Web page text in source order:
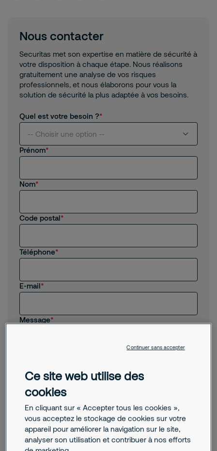
Nous contacter
Securitas met son expertise en matière de sécurité à
votre disposition à chaque étape. Nous réalisons
gratuitement une analyse de vos risques
professionnels, et nous élaborons pour vous la
solution de sécurité la plus adaptée à vos besoins.
Quel est votre besoin ?
-- Choisir une option --
Je suis client(e) de Securitas
Prénom
Nom
Code postal
Téléphone
E-mail
Message
J'accepte que Securitas m'envoie des actualités,
des informations commerciales et d'autres
propositions pertinentes par e-mail.
En soumettant ce formulaire, vous acceptez le
traitement de vos données personnelles. En cas de
Ce site web utilise des
cookies
En cliquant sur « Accepter tous les cookies »,
vous acceptez le stockage de cookies sur votre
appareil pour améliorer la navigation sur le site,
analyser son utilisation et contribuer à nos efforts
Continuer sans accepter